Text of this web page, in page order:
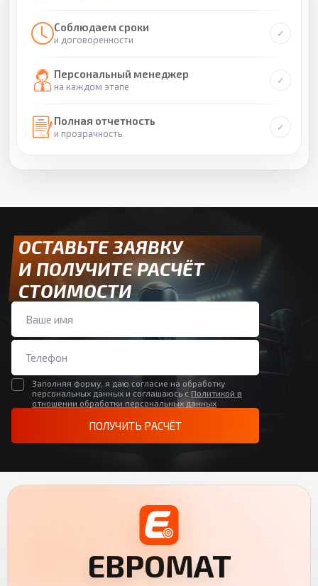
Соблюдаем сроки
и договоренности
Персональный менеджер
на каждом этапе
Полная отчетность
и прозрачность
ОСТАВЬТЕ ЗАЯВКУ
И ПОЛУЧИТЕ РАСЧЁТ
СТОИМОСТИ
Заполняя форму, я даю согласие на обработку
персональных данных и соглашаюсь с Политикой в
отношении обработки персональных данных
ПОЛУЧИТЬ РАСЧЁТ
ЕВРОМАТ